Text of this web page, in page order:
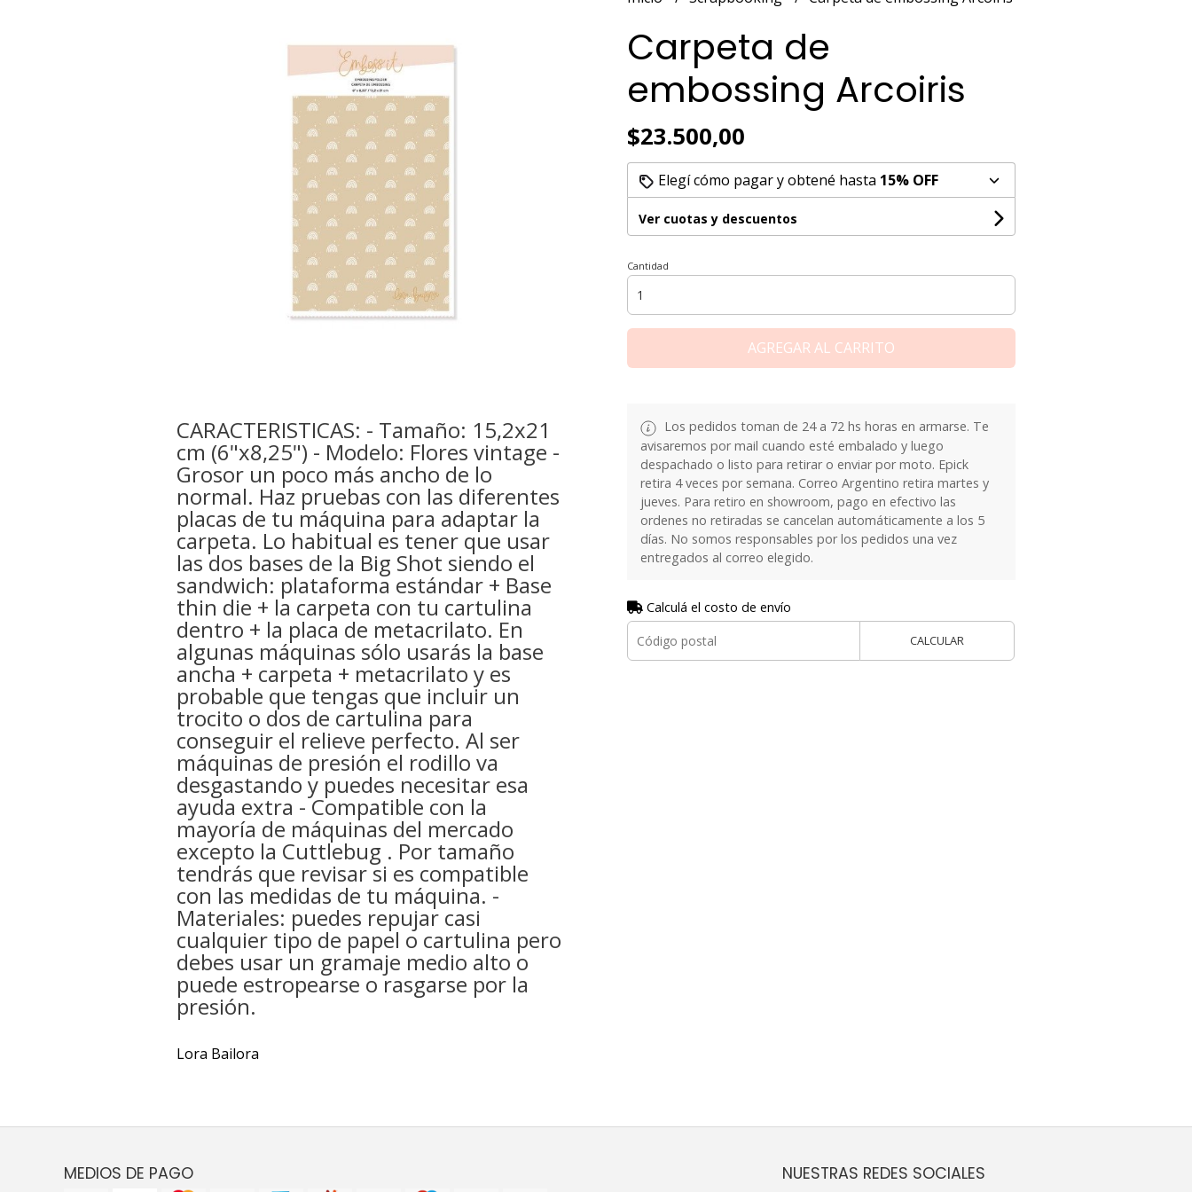
CARACTERISTICAS: - Tamaño: 15,2x21
cm (6"x8,25") - Modelo: Flores vintage -
Grosor un poco más ancho de lo
normal. Haz pruebas con las diferentes
placas de tu máquina para adaptar la
carpeta. Lo habitual es tener que usar
las dos bases de la Big Shot siendo el
sandwich: plataforma estándar + Base
thin die + la carpeta con tu cartulina
dentro + la placa de metacrilato. En
algunas máquinas sólo usarás la base
ancha + carpeta + metacrilato y es
probable que tengas que incluir un
trocito o dos de cartulina para
conseguir el relieve perfecto. Al ser
máquinas de presión el rodillo va
desgastando y puedes necesitar esa
ayuda extra - Compatible con la
mayoría de máquinas del mercado
excepto la Cuttlebug . Por tamaño
tendrás que revisar si es compatible
con las medidas de tu máquina. -
Materiales: puedes repujar casi
cualquier tipo de papel o cartulina pero
debes usar un gramaje medio alto o
puede estropearse o rasgarse por la
presión.
Lora Bailora
Carpeta de
embossing Arcoiris
$23.500,00
Elegí cómo pagar y obtené hasta 15% OFF
Ver cuotas y descuentos
Cantidad
AGREGAR AL CARRITO
Los pedidos toman de 24 a 72 hs horas en armarse. Te
avisaremos por mail cuando esté embalado y luego
despachado o listo para retirar o enviar por moto. Epick
retira 4 veces por semana. Correo Argentino retira martes y
jueves. Para retiro en showroom, pago en efectivo las
ordenes no retiradas se cancelan automáticamente a los 5
días. No somos responsables por los pedidos una vez
entregados al correo elegido.
Calculá el costo de envío
CALCULAR
MEDIOS DE PAGO NUESTRAS REDES SOCIALES